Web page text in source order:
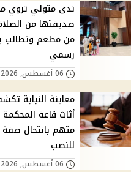
ندى متولي تروي
صديقتها من
من مطعم وتطالب
رسمي
06 أغسطس, 2026 09:08 م
معاينة النيابة
أثاث قاعة
متهم بانتحال
للنصب
06 أغسطس, 2026 08:48 م